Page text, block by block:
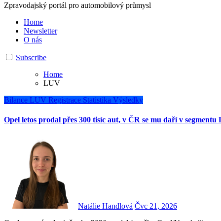
Zpravodajský portál pro automobilový průmysl
Home
Newsletter
O nás
Subscribe
Home
LUV
Bilance LUV Registrace Statistika Výsledky
Opel letos prodal přes 300 tisíc aut, v ČR se mu daří v segmentu
Natálie Handlová Čvc 21, 2026